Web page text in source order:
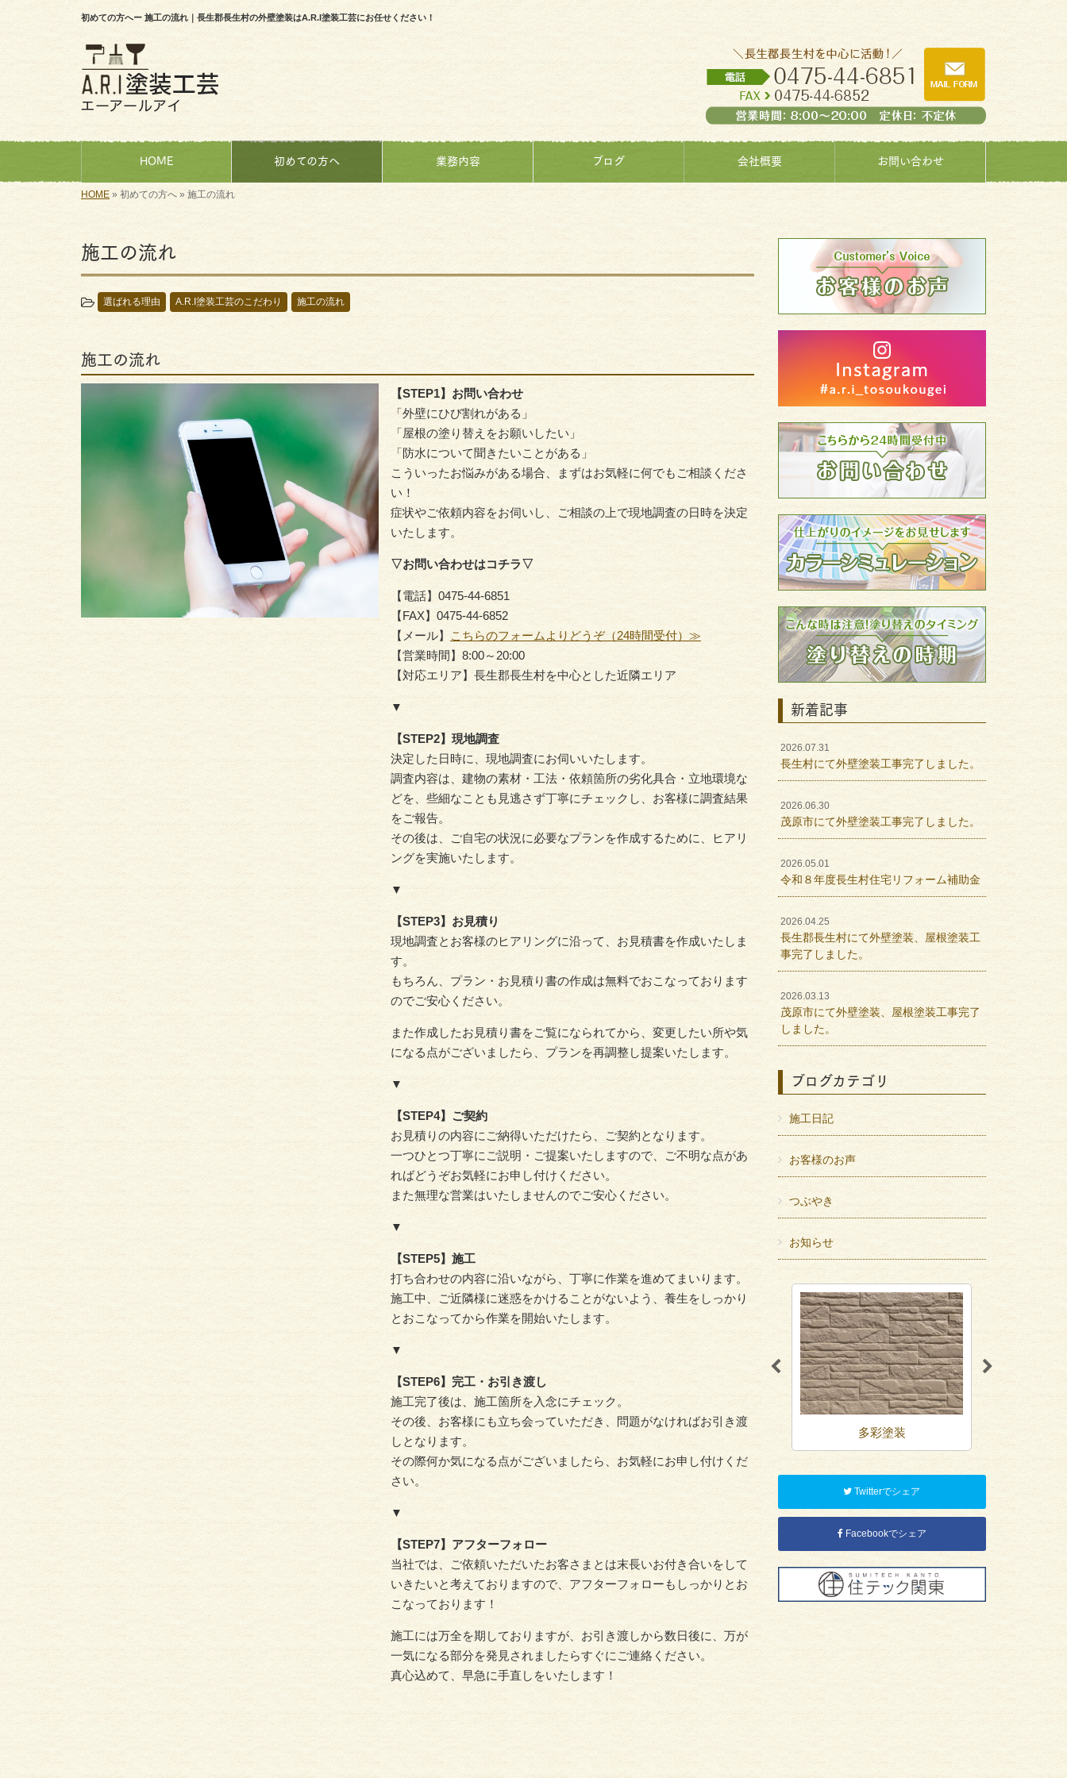
初めての方へー 施工の流れ｜長生郡長生村の外壁塗装はA.R.I塗装工芸にお任せください！
HOME 初めての方へ 業務内容 ブログ 会社概要 お問い合わせ
HOME » 初めての方へ » 施工の流れ
施工の流れ
選ばれる理由 A.R.I塗装工芸のこだわり 施工の流れ
施工の流れ
【STEP1】お問い合わせ
「外壁にひび割れがある」
「屋根の塗り替えをお願いしたい」
「防水について聞きたいことがある」
こういったお悩みがある場合、まずはお気軽に何でもご相談くださ
い！
症状やご依頼内容をお伺いし、ご相談の上で現地調査の日時を決定
いたします。
▽お問い合わせはコチラ▽
【電話】0475-44-6851
【FAX】0475-44-6852
【メール】 こちらのフォームよりどうぞ（24時間受付）≫
【営業時間】8:00～20:00
【対応エリア】長生郡長生村を中心とした近隣エリア
▼
【STEP2】現地調査
決定した日時に、現地調査にお伺いいたします。
調査内容は、建物の素材・工法・依頼箇所の劣化具合・立地環境な
どを、些細なことも見逃さず丁寧にチェックし、お客様に調査結果
をご報告。
その後は、ご自宅の状況に必要なプランを作成するために、ヒアリ
ングを実施いたします。
▼
【STEP3】お見積り
現地調査とお客様のヒアリングに沿って、お見積書を作成いたしま
す。
もちろん、プラン・お見積り書の作成は無料でおこなっております
のでご安心ください。
また作成したお見積り書をご覧になられてから、変更したい所や気
になる点がございましたら、プランを再調整し提案いたします。
▼
【STEP4】ご契約
お見積りの内容にご納得いただけたら、ご契約となります。
一つひとつ丁寧にご説明・ご提案いたしますので、ご不明な点があ
ればどうぞお気軽にお申し付けください。
また無理な営業はいたしませんのでご安心ください。
▼
【STEP5】施工
打ち合わせの内容に沿いながら、丁寧に作業を進めてまいります。
施工中、ご近隣様に迷惑をかけることがないよう、養生をしっかり
とおこなってから作業を開始いたします。
▼
【STEP6】完工・お引き渡し
施工完了後は、施工箇所を入念にチェック。
その後、お客様にも立ち会っていただき、問題がなければお引き渡
しとなります。
その際何か気になる点がございましたら、お気軽にお申し付けくだ
さい。
▼
【STEP7】アフターフォロー
当社では、ご依頼いただいたお客さまとは末長いお付き合いをして
いきたいと考えておりますので、アフターフォローもしっかりとお
こなっております！
施工には万全を期しておりますが、お引き渡しから数日後に、万が
一気になる部分を発見されましたらすぐにご連絡ください。
真心込めて、早急に手直しをいたします！
新着記事
2026.07.31
長生村にて外壁塗装工事完了しました。
2026.06.30
茂原市にて外壁塗装工事完了しました。
2026.05.01
令和８年度長生村住宅リフォーム補助金
2026.04.25
長生郡長生村にて外壁塗装、屋根塗装工
事完了しました。
2026.03.13
茂原市にて外壁塗装、屋根塗装工事完了
しました。
ブログカテゴリ
施工日記
お客様のお声
つぶやき
お知らせ
塀塗装 外壁塗装 多彩塗装
Twitterでシェア
Facebookでシェア